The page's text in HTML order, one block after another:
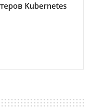
Kubernetes